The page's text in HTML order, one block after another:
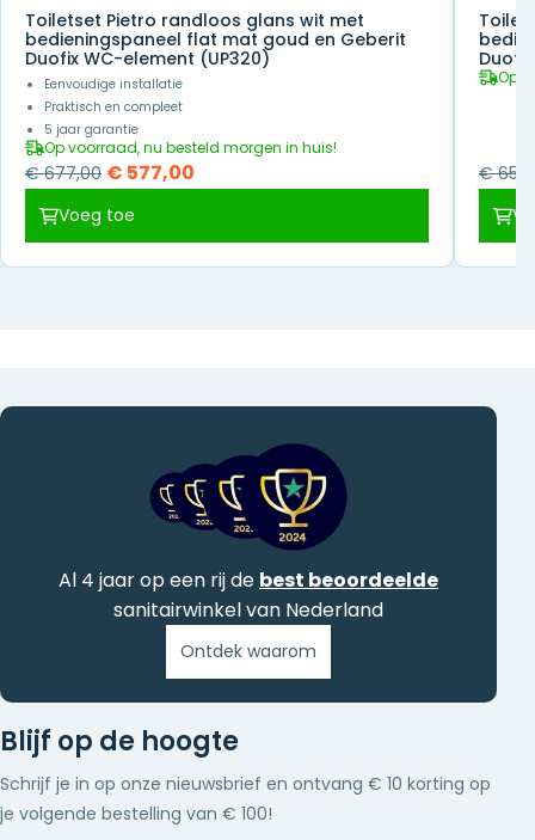
Toiletset Pietro randloos glans wit met
bedieningspaneel flat mat goud en Geberit
Duofix WC-element (UP320)
Eenvoudige installatie
Praktisch en compleet
5 jaar garantie
Op voorraad, nu besteld morgen in huis!
€677,00 Oorspronkelijke
€ 677,00.
€ 577,00
€ 577,00.
Voeg toe
Op
€
Blijf op de hoogte
Schrijf je in op onze nieuwsbrief en ontvang € 10 korting op
je volgende bestelling van € 100!
Al 4 jaar op een rij de best beoordeelde
sanitairwinkel van Nederland
Ontdek waarom